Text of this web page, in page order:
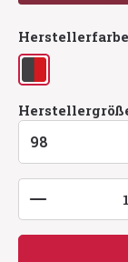
Herstellerfarbe
anthrazit/rot
Produkt